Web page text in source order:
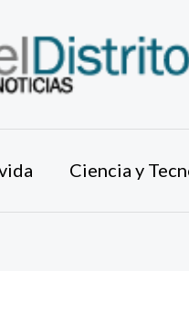
Ciencia y